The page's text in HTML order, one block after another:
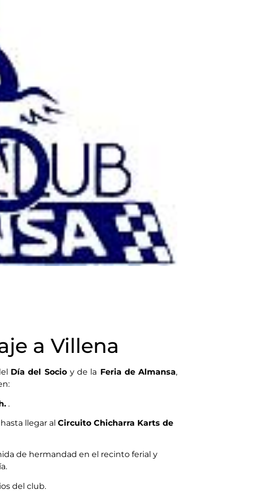
a Villena
Día del Socio y de la Feria de Almansa,
.
llegar al Circuito Chicharra Karts de
de hermandad en el recinto ferial y
del club.